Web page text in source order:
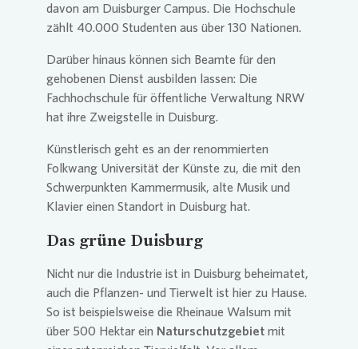
davon am Duisburger Campus. Die Hochschule
zählt 40.000 Studenten aus über 130 Nationen.
Darüber hinaus können sich Beamte für den
gehobenen Dienst ausbilden lassen: Die
Fachhochschule für öffentliche Verwaltung NRW
hat ihre Zweigstelle in Duisburg.
Künstlerisch geht es an der renommierten
Folkwang Universität der Künste zu, die mit den
Schwerpunkten Kammermusik, alte Musik und
Klavier einen Standort in Duisburg hat.
Das grüne Duisburg
Nicht nur die Industrie ist in Duisburg beheimatet,
auch die Pflanzen- und Tierwelt ist hier zu Hause.
So ist beispielsweise die Rheinaue Walsum mit
über 500 Hektar ein Naturschutzgebiet mit